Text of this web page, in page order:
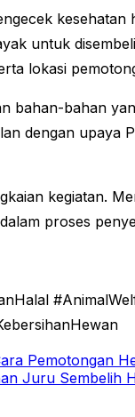
untuk
lokasi
bahan-bahan
dengan upaya
kegiatan.
proses
Pemotongan
Juru Sembelih